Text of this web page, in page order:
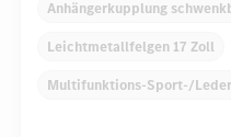
Anhängerkupplung
Leichtmetallfelgen 17 Zoll
Multifunktions-Sport-/